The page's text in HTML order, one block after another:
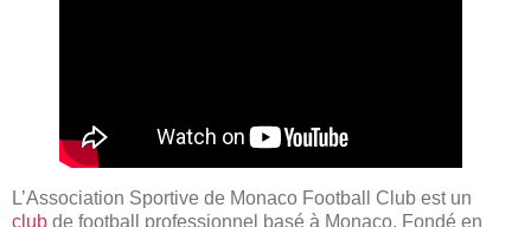
L’Association Sportive de Monaco Football Club est un
club de football professionnel basé à Monaco. Fondé en